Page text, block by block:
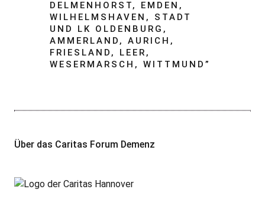
DELMENHORST, EMDEN,
WILHELMSHAVEN, STADT
UND LK OLDENBURG,
AMMERLAND, AURICH,
FRIESLAND, LEER,
WESERMARSCH, WITTMUND ”
Über das Caritas Forum Demenz